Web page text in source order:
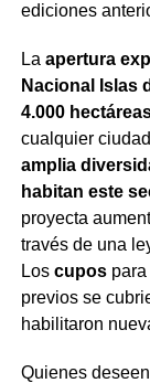
ediciones
La apertura
Nacional Islas
4.000
cualquier
amplia
habitan este
proyecta
través de una
Los cupospara
previos se
habilitaron
Quienes